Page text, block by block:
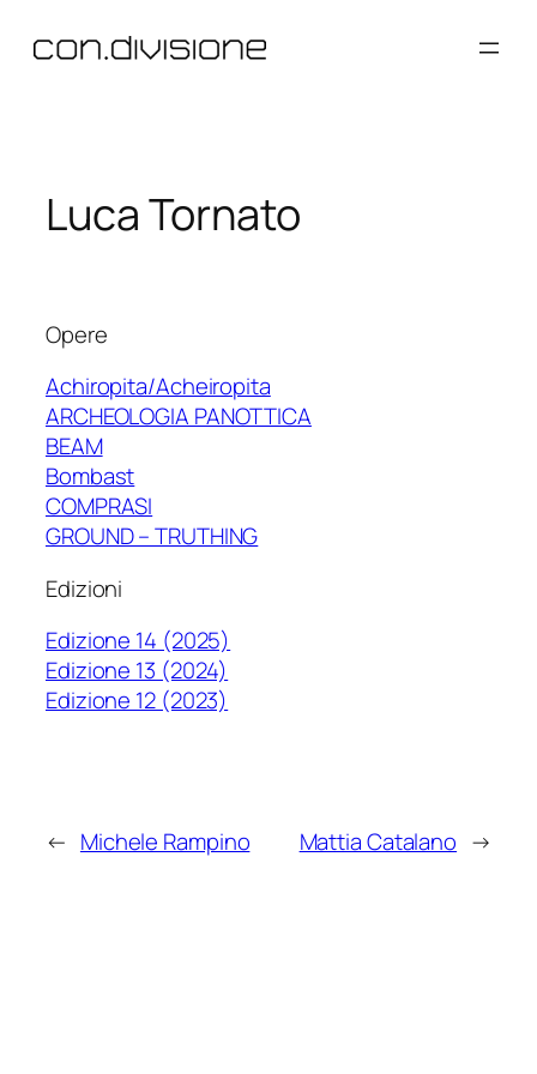
Luca Tornato
Opere
Achiropita/Acheiropita
ARCHEOLOGIA PANOTTICA
BEAM
Bombast
COMPRASI
GROUND – TRUTHING
Edizioni
Edizione 14 (2025)
Edizione 13 (2024)
Edizione 12 (2023)
← Michele Rampino Mattia Catalano →